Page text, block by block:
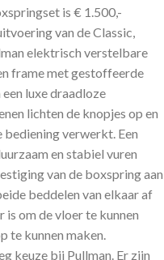
is € 1.500,-
van de Classic,
elektrisch verstelbare
frame met gestoffeerde
luxe draadloze
lichten de knopjes op en
bediening verwerkt. Een
en stabiel vuren
van de boxspring aan
beddelen van elkaar af
om de vloer te kunnen
te kunnen maken.
keuze bij Pullman. Er zijn